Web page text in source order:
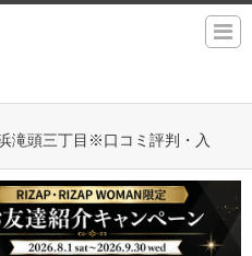
滝頭三丁目※口コミ評判・入